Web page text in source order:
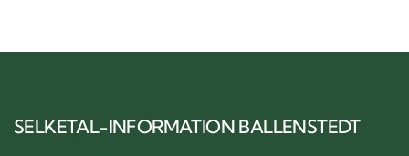
SELKETAL-INFORMATION BALLENSTEDT